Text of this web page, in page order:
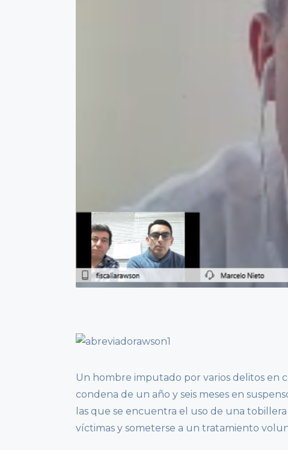
Un hombre imputado por varios delitos en
condena de un año y seis meses en
las que se encuentra el uso de una
víctimas y someterse a un tratamiento